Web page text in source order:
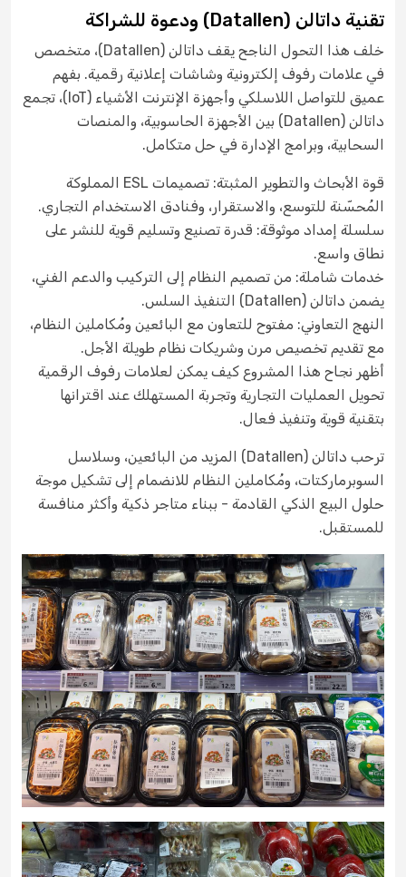
تقنية داتالن (Datallen) ودعوة للشراكة
خلف هذا التحول الناجح يقف داتالن (Datallen)، متخصص
في علامات رفوف إلكترونية وشاشات إعلانية رقمية. بفهم
عميق للتواصل اللاسلكي وأجهزة الإنترنت الأشياء (IoT)، تجمع
داتالن (Datallen) بين الأجهزة الحاسوبية، والمنصات
السحابية، وبرامج الإدارة في حل متكامل.
قوة الأبحاث والتطوير المثبتة: تصميمات ESL المملوكة
المُحسّنة للتوسع، والاستقرار، وفنادق الاستخدام التجاري.
سلسلة إمداد موثوقة: قدرة تصنيع وتسليم قوية للنشر على
نطاق واسع.
خدمات شاملة: من تصميم النظام إلى التركيب والدعم الفني،
يضمن داتالن (Datallen) التنفيذ السلس.
النهج التعاوني: مفتوح للتعاون مع البائعين ومُكاملين النظام،
مع تقديم تخصيص مرن وشريكات نظام طويلة الأجل.
أظهر نجاح هذا المشروع كيف يمكن لعلامات رفوف الرقمية
تحويل العمليات التجارية وتجربة المستهلك عند اقترانها
بتقنية قوية وتنفيذ فعال.
ترحب داتالن (Datallen) المزيد من البائعين، وسلاسل
السوبرماركتات، ومُكاملين النظام للانضمام إلى تشكيل موجة
حلول البيع الذكي القادمة - ببناء متاجر ذكية وأكثر منافسة
للمستقبل.